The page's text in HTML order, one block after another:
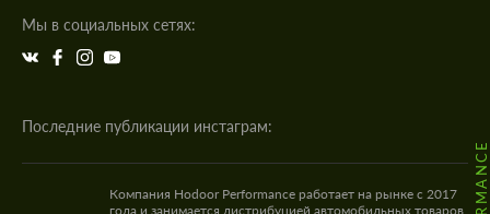
Мы в социальных сетях:
Последние публикации инстаграм:
Компания Hodoor Performance работает на рынке с 2017
года и занимается дистрибуцией автомобильных товаров,